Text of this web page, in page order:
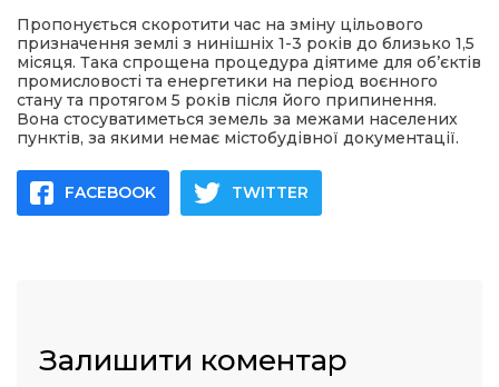
Пропонується скоротити час на зміну цільового
призначення землі з нинішніх 1-3 років до близько 1,5
місяця. Така спрощена процедура діятиме для об’єктів
промисловості та енергетики на період воєнного
стану та протягом 5 років після його припинення.
Вона стосуватиметься земель за межами населених
пунктів, за якими немає містобудівної документації.
FACEBOOK TWITTER
Залишити коментар